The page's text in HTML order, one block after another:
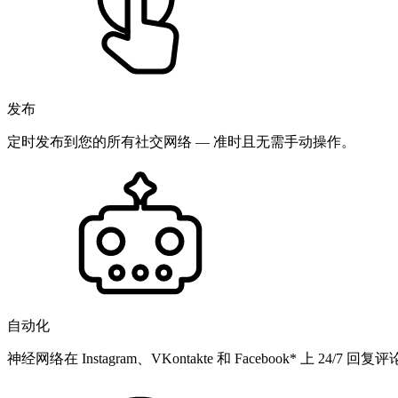
发布
定时发布到您的所有社交网络 — 准时且无需手动操作。
自动化
神经网络在 Instagram、VKontakte 和 Facebook* 上 24/7 回复评